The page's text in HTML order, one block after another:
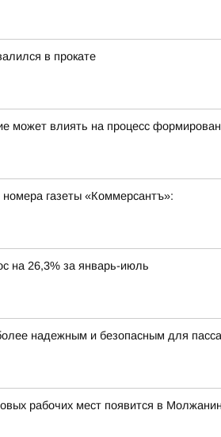
в прокате
может влиять на процесс
газеты «Коммерсантъ»:
на 26,3% за январь-июль
надежным и безопасным для
рабочих мест появится в